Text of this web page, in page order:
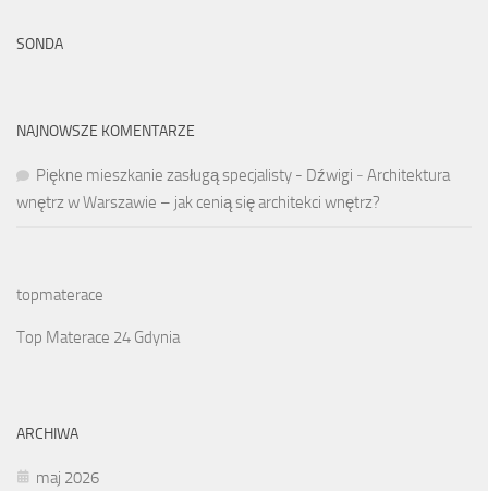
SONDA
NAJNOWSZE KOMENTARZE
Piękne mieszkanie zasługą specjalisty - Dźwigi - Architektura
wnętrz w Warszawie – jak cenią się architekci wnętrz?
topmaterace
Top Materace 24 Gdynia
ARCHIWA
maj 2026